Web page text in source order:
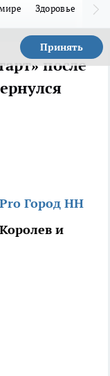
Здоровье
Принять
после
Город НН
и